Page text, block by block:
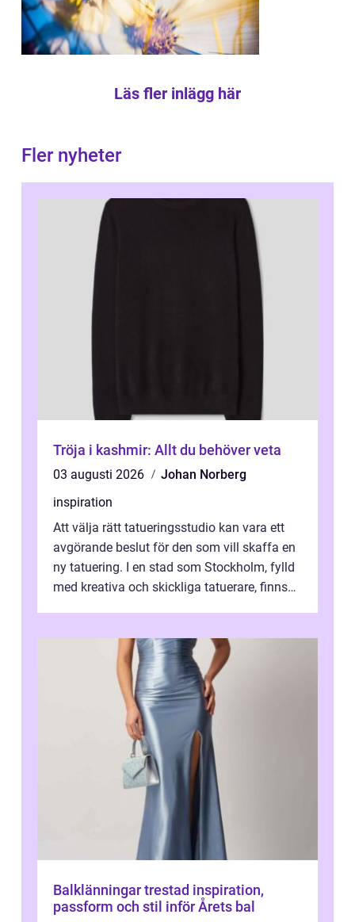
Läs fler inlägg här
Fler nyheter
Tröja i kashmir: Allt du behöver veta
03 augusti 2026
Johan Norberg
inspiration
Att välja rätt tatueringsstudio kan vara ett
avgörande beslut för den som vill skaffa en
ny tatuering. I en stad som Stockholm, fylld
med kreativa och skickliga tatuerare, finns
Balklänningar trestad inspiration,
passform och stil inför Årets bal